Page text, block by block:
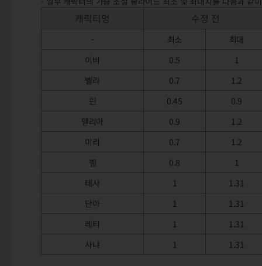
캐릭터명 수정 전
- 최소
최대
이비
0.5
1
벨라
0.7
1.2
린
0.45
0.9
델리아
0.9
1.2
미리
0.7
1.2
벨
0.8
1
테사
1
1.31
단아
1
1.31
레티
1
1.31
사냐
1 1.31